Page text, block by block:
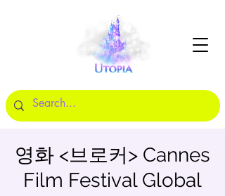
영화 <브로커> Cannes
Film Festival Global